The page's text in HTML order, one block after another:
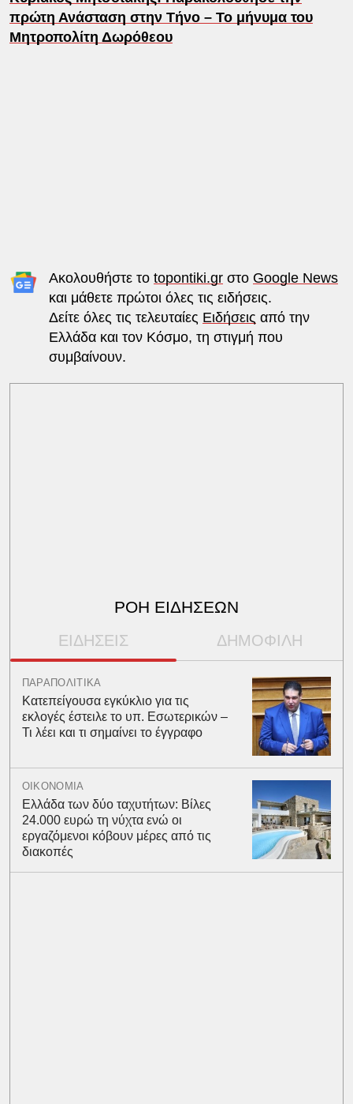
πρώτη Ανάσταση στην Τήνο – Το μήνυμα του
Μητροπολίτη Δωρόθεου
Ακολουθήστε το topontiki.grστο Google News
και μάθετε πρώτοι όλες τις ειδήσεις.
Δείτε όλες τις τελευταίες Ειδήσεις από την
Ελλάδα και τον Κόσμο, τη στιγμή που
συμβαίνουν.
ΡΟΗ ΕΙΔΗΣΕΩΝ
ΕΙΔΗΣΕΙΣ ΔΗΜΟΦΙΛΗ
ΠΑΡΑΠΟΛΙΤΙΚΑ
Κατεπείγουσα εγκύκλιο για τις
εκλογές έστειλε το υπ. Εσωτερικών –
Τι λέει και τι σημαίνει το έγγραφο
ΟΙΚΟΝΟΜΙΑ
Ελλάδα των δύο ταχυτήτων: Βίλες
24.000 ευρώ τη νύχτα ενώ οι
εργαζόμενοι κόβουν μέρες από τις
διακοπές